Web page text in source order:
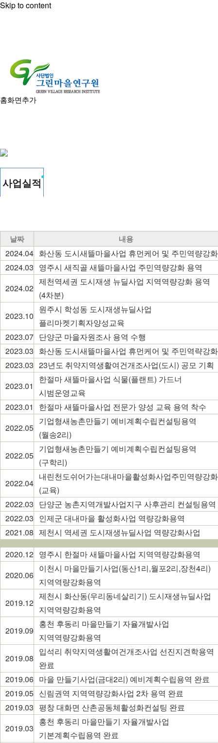
Skip to content
홈화면추가
사업실적
날짜 내용
2024.04 화산동 도시새뜰마을사업 휴먼케어 및 주민역량강화
2024.03 영주시 새직골 새뜰마을사업 주민역량강화 용역
2024.02
제천역세권 도시재생 뉴딜사업 지역역량강화 용역
(4차분)
2023.10
원주시 학성동 도시재생뉴딜사업
플리마켓기획자양성교육
2023.07 단양군 마을자원조사 용역 수행
2023.03 화산동 도시새뜰마을사업 휴먼케어 및 주민역략강화
2023.03 23년도 취약지역생활여건개조사업(도시) 공모 기획
2023.01
한절마 새뜰마을사업 식물(플랜트) 가드너
시범운영교육
2023.01
한절마 새뜰마을사업 전문가 양성 교육 용역 착수
2022.05
기업형새농촌만들기 예비계획수립컨설팅용역
(월송2리)
2022.05
기업형새농촌만들기 예비계획수립컨설팅용역
(구학리)
2022.04
내린천도쉬어가는대내마을활성화사업주민역량강화
(교육)
2022.03 단양군 농촌지역개발사업지구 사후관리 컨설팅용역
2022.03 인제군 대내마을 활성화사업 역량강화용역
2021.08 제천시 역세권 도시재생뉴딜사업 역량강화사업
2020.12 영주시 한절마 새뜰마을사업 지역역량강화용역
2020.06
이천시 마을만들기사업(동산1리,월포2리,장천4리)
지역역량강화용역
2019.12
제천시 화산동(우리동네살리기) 도시재생뉴딜사업
지역역량강화용역
2019.09
홍천 후동리 마을만들기 자율개발사업
지역역량강화용역
2019.08
입석리 취약지역생활여건개조사업 선진지견학용역
완료
2019.06 마을 만들기사업(금대2리) 예비계획수립용역 완료
2019.05 신림권역 지역역량강화사업 2차 용역 완료
2019.03 평창 대화면 산촌공동체활성화컨설팅 완료
2019.03
홍천 후동리 마을만들기 자율개발사업
기본계획수립용역 완료